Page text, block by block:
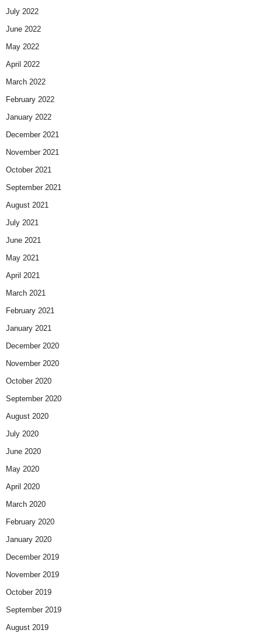
July 2022
June 2022
May 2022
April 2022
March 2022
February 2022
January 2022
December 2021
November 2021
October 2021
September 2021
August 2021
July 2021
June 2021
May 2021
April 2021
March 2021
February 2021
January 2021
December 2020
November 2020
October 2020
September 2020
August 2020
July 2020
June 2020
May 2020
April 2020
March 2020
February 2020
January 2020
December 2019
November 2019
October 2019
September 2019
August 2019